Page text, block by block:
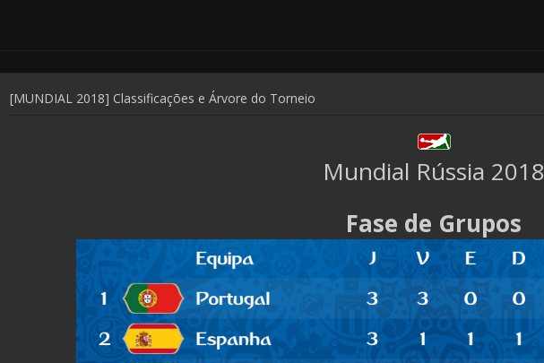
[MUNDIAL 2018] Classificações e Árvore do Torneio
Mundial Rússia 2018
Fase de Grupos